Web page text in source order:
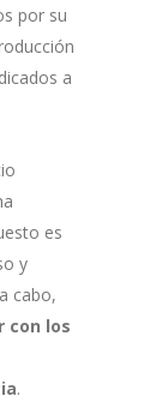
por su
a
es
y
cabo,
con los
.